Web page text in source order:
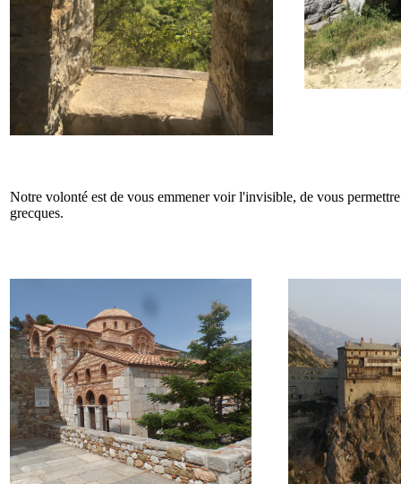
Notre volonté est de vous emmener voir l'invisible, de vous
grecques.